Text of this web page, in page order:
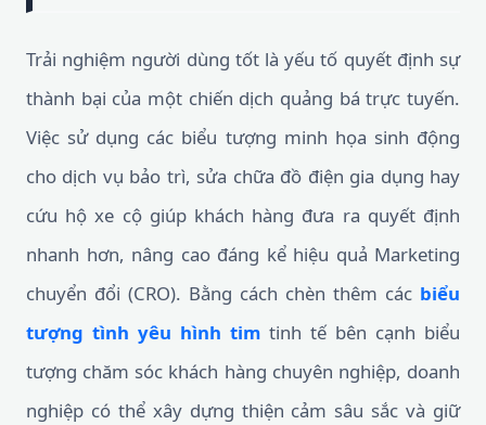
Trải nghiệm người dùng tốt là yếu tố quyết định sự
thành bại của một chiến dịch quảng bá trực tuyến.
Việc sử dụng các biểu tượng minh họa sinh động
cho dịch vụ bảo trì, sửa chữa đồ điện gia dụng hay
cứu hộ xe cộ giúp khách hàng đưa ra quyết định
nhanh hơn, nâng cao đáng kể hiệu quả Marketing
chuyển đổi (CRO). Bằng cách chèn thêm các biểu
tượng tình yêu hình tim tinh tế bên cạnh biểu
tượng chăm sóc khách hàng chuyên nghiệp, doanh
nghiệp có thể xây dựng thiện cảm sâu sắc và giữ